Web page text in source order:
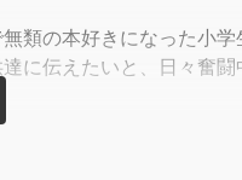
類の本好きになった小
に伝えたいと、日々奮闘
の新人声優「井上奈菜」！